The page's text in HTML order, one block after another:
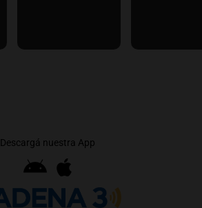
Descargá nuestra App